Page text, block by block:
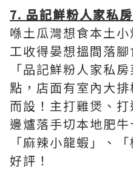
7. 品記鮮粉人家私
喺土瓜灣想食本土
工收得晏想搵間落
「品記鮮粉人家私
點，店面有室內大
而設！主打雞煲、
邊爐落手切本地肥
「麻辣小龍蝦」、
好評！